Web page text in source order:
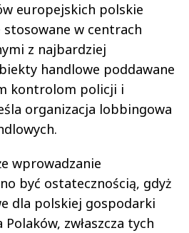
europejskich polskie
w centrach
z najbardziej
handlowe poddawane
kontrolom policji i
organizacja lobbingowa
wprowadzanie
być ostatecznością, gdyż
dla polskiej gospodarki
zwłaszcza tych